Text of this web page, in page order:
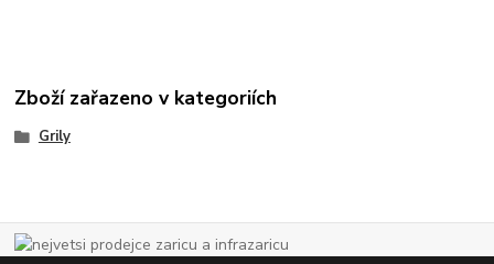
Zboží zařazeno v kategoriích
Grily